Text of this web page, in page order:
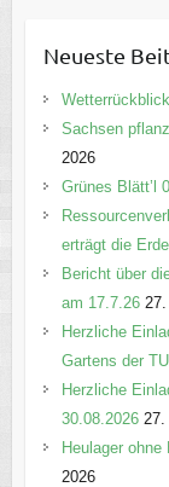
g
o
r
e
n
Neueste
Sachsen
2026
Grünes Blätt’l
erträgt die
Bericht über
am 17.7.26
Herzliche
Gartens der
Herzliche
30.08.2026
Heulager
2026